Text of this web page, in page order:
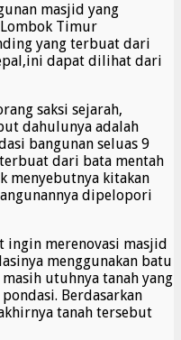
masjid yang
Timur
yang terbuat dari
dapat dilihat dari
saksi sejarah,
dahulunya adalah
bangunan seluas 9
dari bata mentah
menyebutnya kitakan
dipelopori
ingin merenovasi masjid
menggunakan batu
utuhnya tanah yang
Berdasarkan
tanah tersebut